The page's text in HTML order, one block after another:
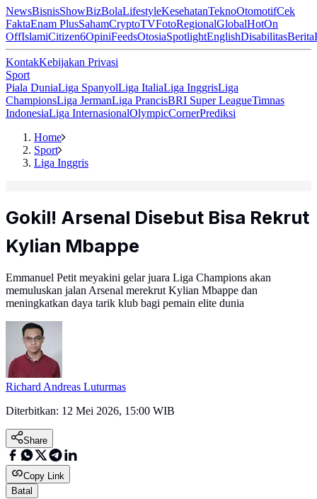
NewsBisnisShowBizBolaLifestyleKesehatanTeknoOtomotifCek
FaktaEnam PlusSahamCryptoTVFotoRegionalGlobalHotOn
OffIslamiCitizen6OpiniFeedsOtosiaSpotlightEnglishDisabilitasBerita
KontakKebijakan Privasi
Sport
Piala DuniaLiga SpanyolLiga ItaliaLiga InggrisLiga
ChampionsLiga JermanLiga PrancisBRI Super LeagueTimnas
IndonesiaLiga InternasionalOlympicCornerPrediksi
Home
Sport
Liga Inggris
Gokil! Arsenal Disebut Bisa Rekrut
Kylian Mbappe
Emmanuel Petit meyakini gelar juara Liga Champions akan
memuluskan jalan Arsenal merekrut Kylian Mbappe dan
meningkatkan daya tarik klub bagi pemain elite dunia
Richard Andreas Luturmas
Diterbitkan: 12 Mei 2026, 15:00 WIB
Share
Copy Link
Batal